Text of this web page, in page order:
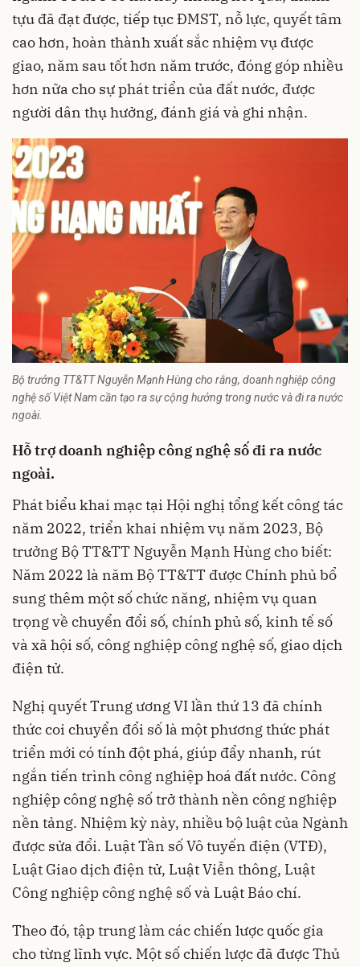
tựu đã đạt được, tiếp tục ĐMST, nỗ lực, quyết tâm
cao hơn, hoàn thành xuất sắc nhiệm vụ được
giao, năm sau tốt hơn năm trước, đóng góp nhiều
hơn nữa cho sự phát triển của đất nước, được
người dân thụ hưởng, đánh giá và ghi nhận.
Bộ trưởng TT&TT Nguyễn Mạnh Hùng cho rằng, doanh nghiệp công
nghệ số Việt Nam cần tạo ra sự cộng hưởng trong nước và đi ra nước
ngoài.
Hỗ trợ doanh nghiệp công nghệ số đi ra nước
ngoài.
Phát biểu khai mạc tại Hội nghị tổng kết công tác
năm 2022, triển khai nhiệm vụ năm 2023, Bộ
trưởng Bộ TT&TT Nguyễn Mạnh Hùng cho biết:
Năm 2022 là năm Bộ TT&TT được Chính phủ bổ
sung thêm một số chức năng, nhiệm vụ quan
trọng về chuyển đổi số, chính phủ số, kinh tế số
và xã hội số, công nghiệp công nghệ số, giao dịch
điện tử.
Nghị quyết Trung ương VI lần thứ 13 đã chính
thức coi chuyển đổi số là một phương thức phát
triển mới có tính đột phá, giúp đẩy nhanh, rút
ngắn tiến trình công nghiệp hoá đất nước. Công
nghiệp công nghệ số trở thành nền công nghiệp
nền tảng. Nhiệm kỳ này, nhiều bộ luật của Ngành
được sửa đổi. Luật Tần số Vô tuyến điện (VTĐ),
Luật Giao dịch điện tử, Luật Viễn thông, Luật
Công nghiệp công nghệ số và Luật Báo chí.
Theo đó, tập trung làm các chiến lược quốc gia
cho từng lĩnh vực. Một số chiến lược đã được Thủ